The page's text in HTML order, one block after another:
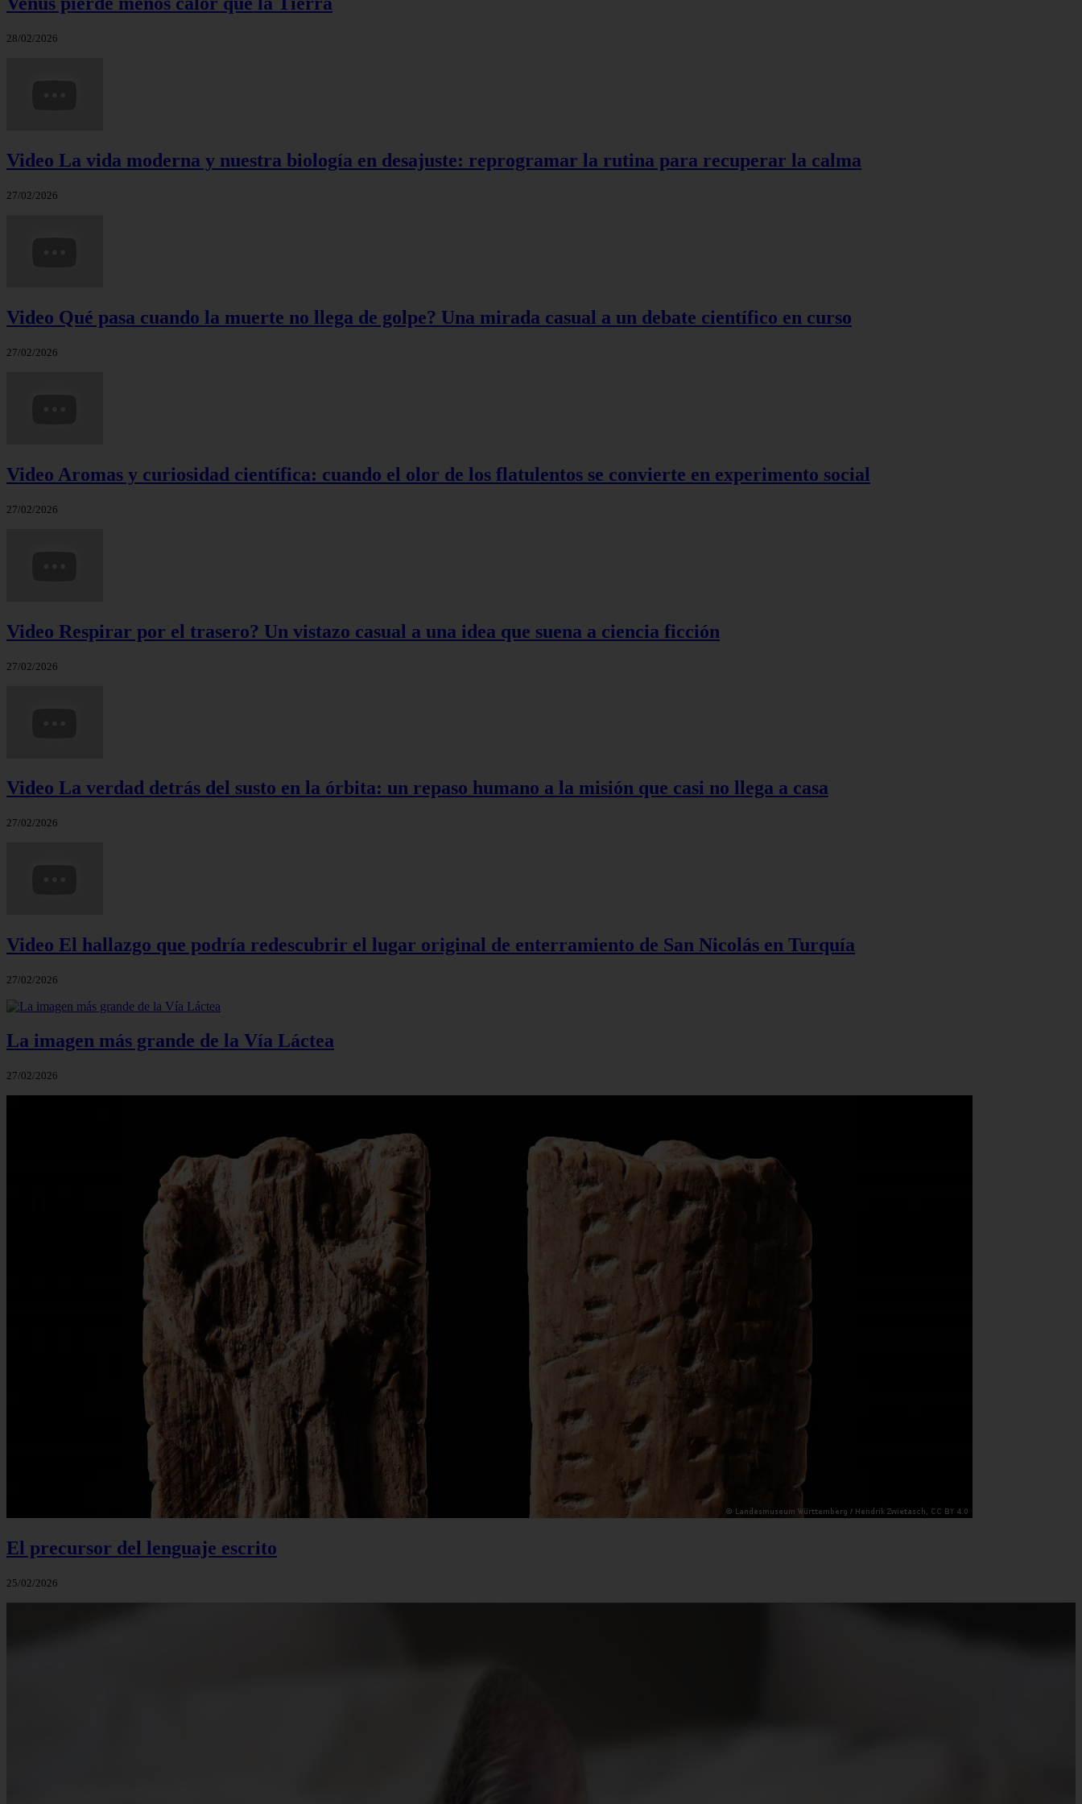
28/02/2026
Video La vida moderna y nuestra biología en desajuste: reprogramar la rutina para recuperar la calma
27/02/2026
Video Qué pasa cuando la muerte no llega de golpe? Una mirada casual a un debate científico en curso
27/02/2026
Video Aromas y curiosidad científica: cuando el olor de los flatulentos se convierte en experimento social
27/02/2026
Video Respirar por el trasero? Un vistazo casual a una idea que suena a ciencia ficción
27/02/2026
Video La verdad detrás del susto en la órbita: un repaso humano a la misión que casi no llega a casa
27/02/2026
Video El hallazgo que podría redescubrir el lugar original de enterramiento de San Nicolás en Turquía
27/02/2026
La imagen más grande de la Vía Láctea
27/02/2026
El precursor del lenguaje escrito
25/02/2026